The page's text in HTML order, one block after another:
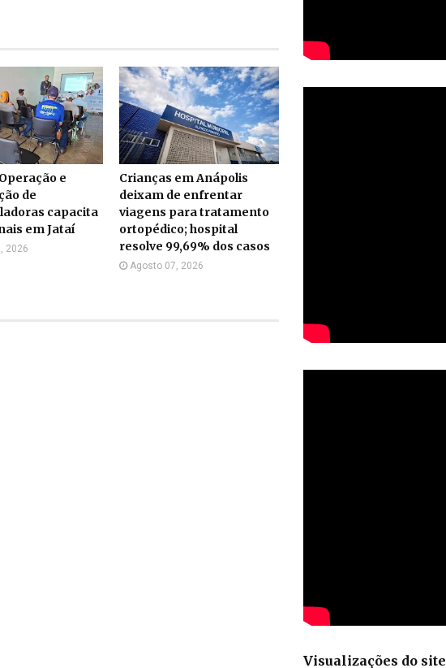
e
de
capacita
em Jataí
2026
Crianças em Anápolis
deixam de enfrentar
viagens para tratamento
ortopédico; hospital
resolve 99,69% dos casos
Agosto 07, 2026
Visualizações do site